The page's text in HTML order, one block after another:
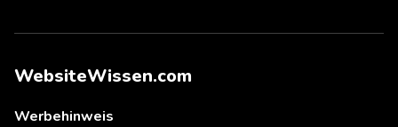
WebsiteWissen.com
Werbehinweis